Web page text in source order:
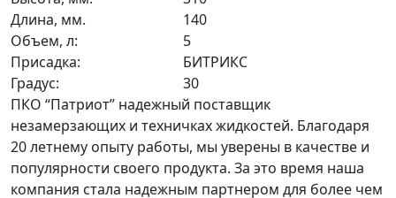
Длина, мм.
140
Объем, л:
5
Присадка:
БИТРИКС
Градус:
30
ПКО “Патриот” надежный поставщик
незамерзающих и техничках жидкостей. Благодаря
20 летнему опыту работы, мы уверены в качестве и
популярности своего продукта. За это время наша
компания стала надежным партнером для более чем